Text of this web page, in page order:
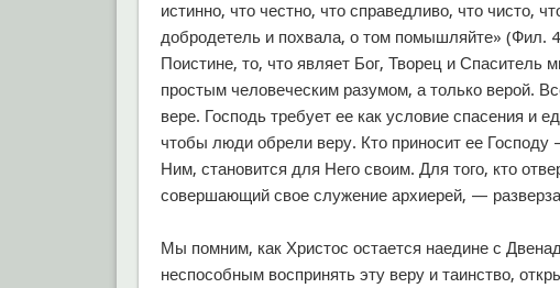
истинно, что честно, что справедливо, что чисто,
добродетель и похвала, о том помышляйте» (Фил.
Поистине, то, что являет Бог, Творец и Спаситель
простым человеческим разумом, а только верой.
вере. Господь требует ее как условие спасения и
чтобы люди обрели веру. Кто приносит ее
Ним, становится для Него своим. Для того, кто
совершающий свое служение архиерей, —
Мы помним, как Христос остается наедине с
неспособным воспринять эту веру и таинство,